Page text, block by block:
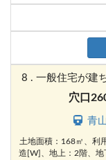
8 . 一般住宅が建
穴口
青
土地面積：168㎡、利
造[W]、地上：2階、地